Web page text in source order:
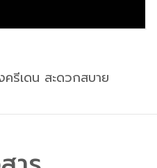
รีเดน สะดวกสบาย